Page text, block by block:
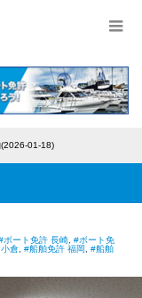
01-18)
ボート免許 長崎 #ボート免
倉 #船舶免許 福岡
#船舶